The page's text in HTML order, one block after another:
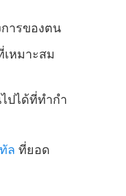
ารของตน
หมาะสม
ปได้ที่ทํากํา
ล ที่ยอด